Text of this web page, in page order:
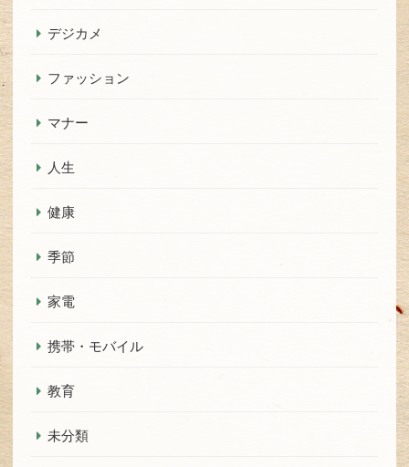
デジカメ
ファッション
マナー
人生
健康
季節
家電
携帯・モバイル
教育
未分類